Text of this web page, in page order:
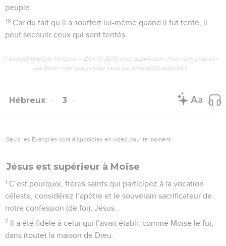
peuple.
18 Car du fait qu’il a souffert lui-même quand il fut tenté, il
peut secourir ceux qui sont tentés.
© Société biblique française – Bibli’O, 1978, avec autorisation. Pour vous procurer
une Bible imprimée, rendez-vous sur www.editionsbiblio.fr
Hébreux 3
Seuls les Évangiles sont disponibles en vidéo pour le moment.
Jésus est supérieur à Moïse
1 C’est pourquoi, frères saints qui participez à la vocation
céleste, considérez l’apôtre et le souverain sacrificateur de
notre confession (de foi), Jésus.
2 Il a été fidèle à celui qui l’avait établi, comme Moïse le fut,
dans (toute) la maison de Dieu.